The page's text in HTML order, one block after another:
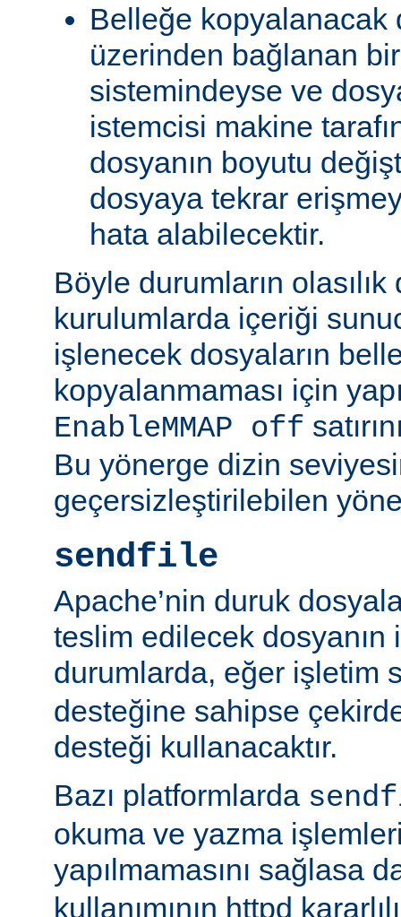
Belleğe kopyalanacak
üzerinden bağlanan
sistemindeyse ve
istemcisi makine
dosyanın boyutu
dosyaya tekrar
hata alabilecektir.
Böyle durumların
kurulumlarda içeriği
işlenecek dosyaların
kopyalanmaması için
EnableMMAP off
Bu yönerge dizin
geçersizleştirilebilen
sendfile
Apache’nin duruk
teslim edilecek dosyanın
durumlarda, eğer işletim
desteğine sahipse
desteği kullanacaktır.
Bazı platformlarda
okuma ve yazma
yapılmamasını sağlasa
kullanımının httpd